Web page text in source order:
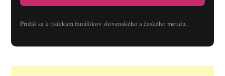
Pridáš sa k tisíckam fanúšikov slovenského a českého metalu.